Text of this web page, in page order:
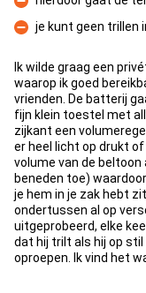
Con
Con
je kunt geen trillen
Ik wilde graag een
waarop ik goed
vrienden. De batterij
fijn klein toestel met
zijkant een
er heel licht op drukt
volume van de
beneden toe)
je hem in je zak hebt
ondertussen al op
uitgeprobeerd, elke
dat hij trilt als hij op
oproepen. Ik vind het